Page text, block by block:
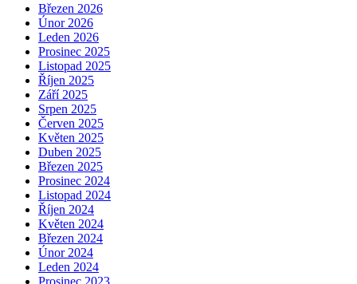
Březen 2026
Únor 2026
Leden 2026
Prosinec 2025
Listopad 2025
Říjen 2025
Září 2025
Srpen 2025
Červen 2025
Květen 2025
Duben 2025
Březen 2025
Prosinec 2024
Listopad 2024
Říjen 2024
Květen 2024
Březen 2024
Únor 2024
Leden 2024
Prosinec 2023